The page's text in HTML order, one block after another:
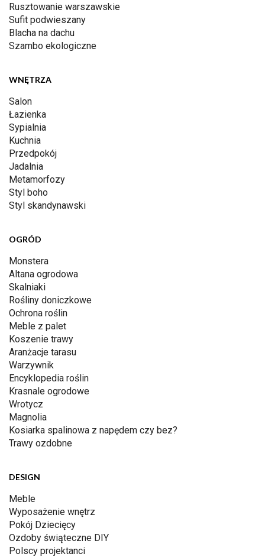
Rusztowanie warszawskie
Sufit podwieszany
Blacha na dachu
Szambo ekologiczne
WNĘTRZA
Salon
Łazienka
Sypialnia
Kuchnia
Przedpokój
Jadalnia
Metamorfozy
Styl boho
Styl skandynawski
OGRÓD
Monstera
Altana ogrodowa
Skalniaki
Rośliny doniczkowe
Ochrona roślin
Meble z palet
Koszenie trawy
Aranżacje tarasu
Warzywnik
Encyklopedia roślin
Krasnale ogrodowe
Wrotycz
Magnolia
Kosiarka spalinowa z napędem czy bez?
Trawy ozdobne
DESIGN
Meble
Wyposażenie wnętrz
Pokój Dziecięcy
Ozdoby świąteczne DIY
Polscy projektanci